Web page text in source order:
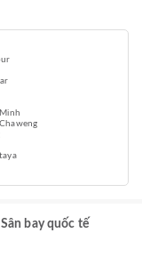
bay quốc tế